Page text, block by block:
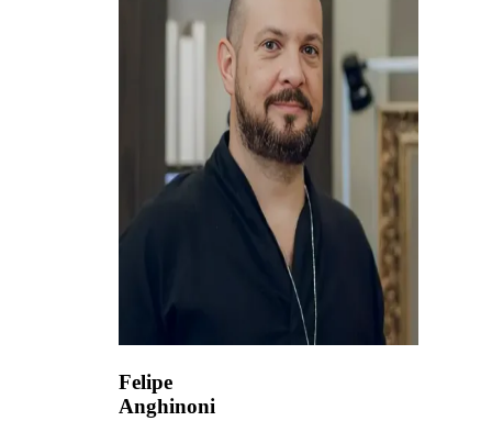
Felipe
Anghinoni